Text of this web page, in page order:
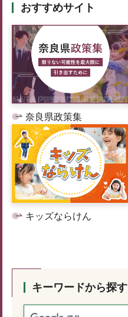
おすすめサイト
奈良県政策集
キッズならけん
キーワードから探す